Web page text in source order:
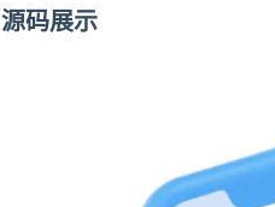
源码展示